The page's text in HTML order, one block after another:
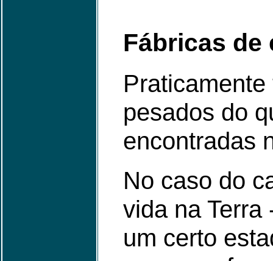
Fábricas de
pesados do
encontradas
No caso do
vida na Terra
um certo